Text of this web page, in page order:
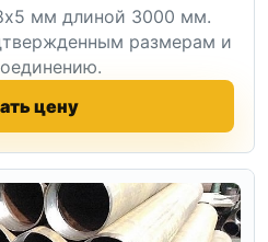
мм длиной 3000 мм.
размерам и
цену